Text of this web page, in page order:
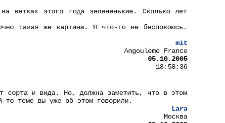
ветках этого года зелененькие. Сколько лет
такая же картина. Я что-то не беспокоюсь.
mit
Angouleme France
05.10.2005
18:58:36
сорта и вида. Но, должна заметить, что в этом
то теме вы уже об этом говорили.
Lara
Москва